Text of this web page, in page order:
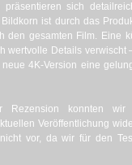
präsentieren sich
ist durch das
den gesamten Film. Eine
wertvolle Details
4K-Version eine
konnten wir
Veröffentlichung
vor, da wir für den